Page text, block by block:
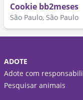
Cookie bb2meses
São Paulo, São Paulo
ADOTE
Adote com
Pesquisar animais